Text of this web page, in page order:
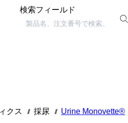
検索フィールド
クス /// 採尿 /// Urine Monovette®